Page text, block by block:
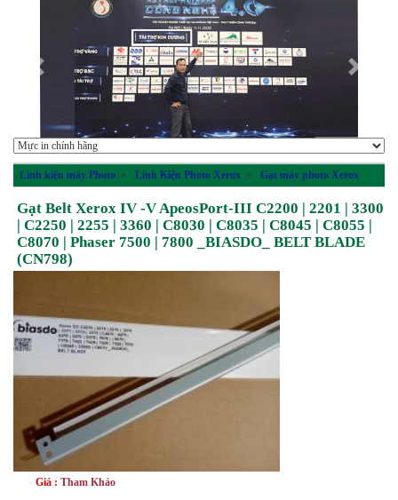
Previous Next
Linh kiện máy Photo » Linh Kiện Photo Xerox » Gạt máy photo Xerox
Gạt Belt Xerox IV -V ApeosPort-III C2200 | 2201 | 3300
| C2250 | 2255 | 3360 | C8030 | C8035 | C8045 | C8055 |
C8070 | Phaser 7500 | 7800 _BIASDO_ BELT BLADE
(CN798)
Giá : Tham Khảo